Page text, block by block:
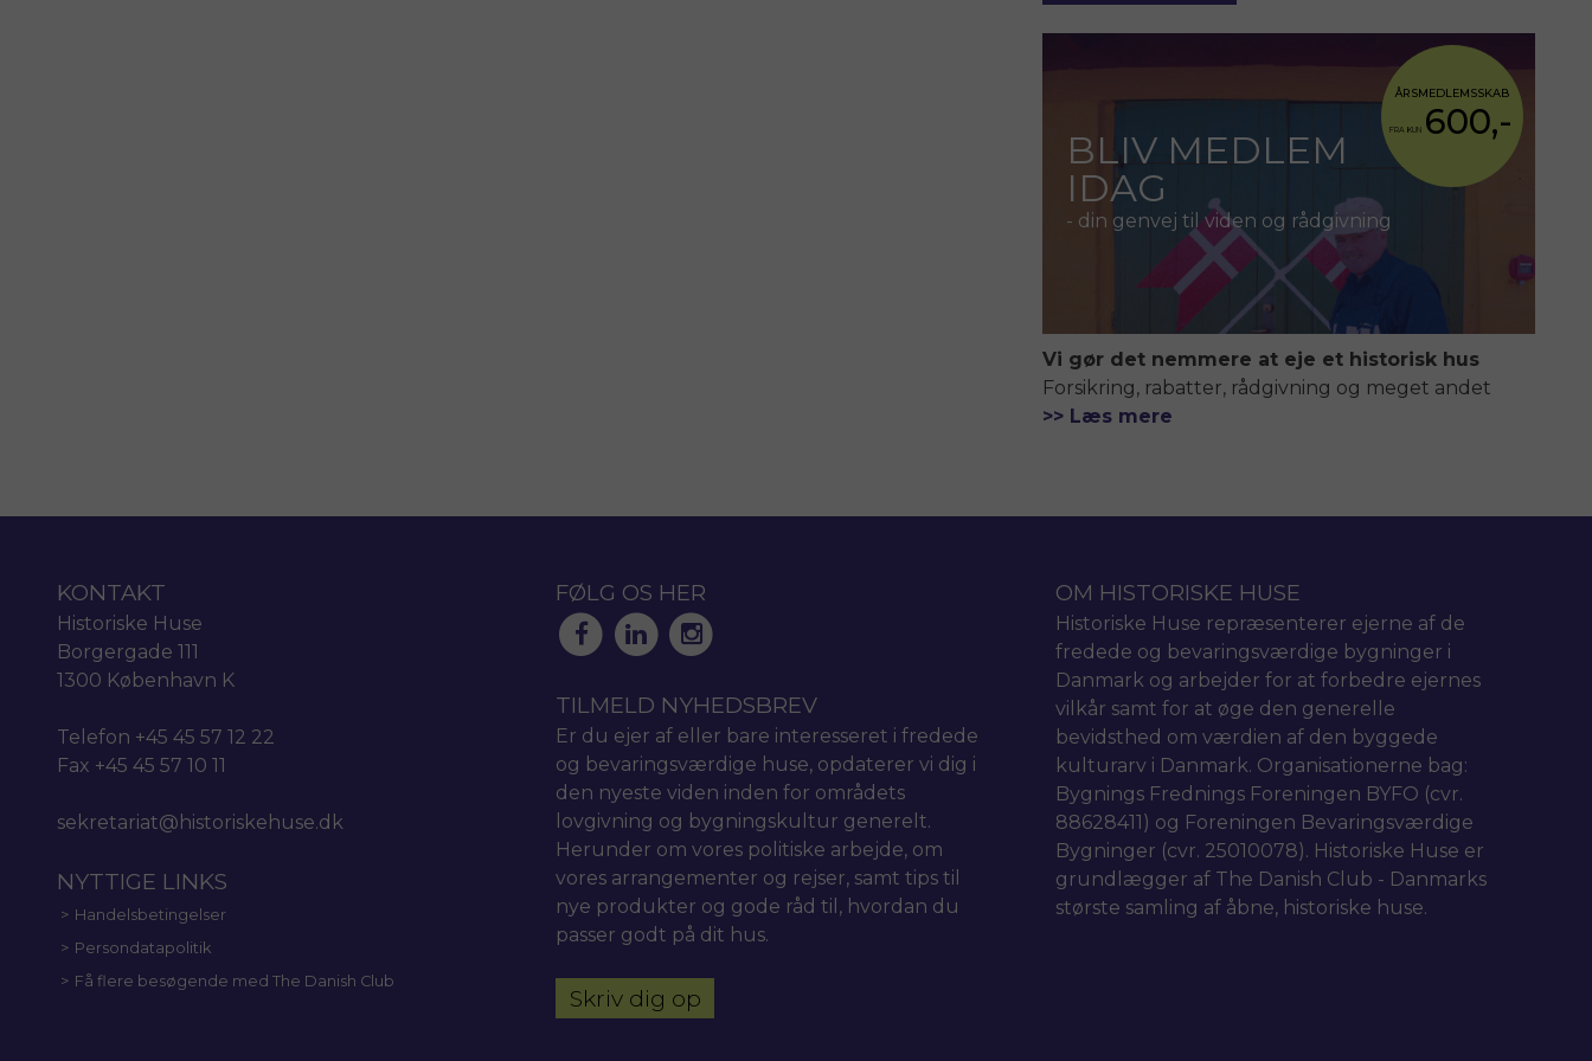
BLIV MEDLEM
IDAG
- din genvej til viden og rådgivning
ÅRSMEDLEMSSKAB
FRA KUN 600,-
Vi gør det nemmere at eje et historisk hus
Forsikring, rabatter, rådgivning og meget andet
>> Læs mere
KONTAKT
Historiske Huse
Borgergade 111
1300 København K
Telefon +45 45 57 12 22
Fax +45 45 57 10 11
sekretariat@historiskehuse.dk
NYTTIGE LINKS
Handelsbetingelser
Persondatapolitik
Få flere besøgende med The Danish Club
FØLG OS HER
TILMELD NYHEDSBREV
Er du ejer af eller bare interesseret i fredede
og bevaringsværdige huse, opdaterer vi dig i
den nyeste viden inden for områdets
lovgivning og bygningskultur generelt.
Herunder om vores politiske arbejde, om
vores arrangementer og rejser, samt tips til
nye produkter og gode råd til, hvordan du
passer godt på dit hus.
Skriv dig op
OM HISTORISKE HUSE
Historiske Huse repræsenterer ejerne af de
fredede og bevaringsværdige bygninger i
Danmark og arbejder for at forbedre ejernes
vilkår samt for at øge den generelle
bevidsthed om værdien af den byggede
kulturarv i Danmark. Organisationerne bag:
Bygnings Frednings Foreningen BYFO (cvr.
88628411) og Foreningen Bevaringsværdige
Bygninger (cvr. 25010078). Historiske Huse er
grundlægger af The Danish Club - Danmarks
største samling af åbne, historiske huse.